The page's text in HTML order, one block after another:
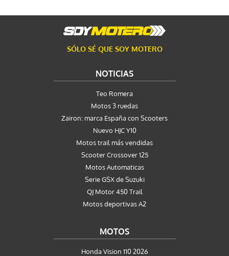
SÓLO SÉ QUE SOY MOTERO
NOTICIAS
Teo Romera
Motos 3 ruedas
Zairon: marca España con Scooters
Nuevo HJC Y10
Motos trail más vendidas
Scooter Crossover 125
Motos Automaticas
Serie GSX de Suzuki
QJ Motor 450 Trail
Motos deportivas A2
MOTOS
Honda Vision 110 2026